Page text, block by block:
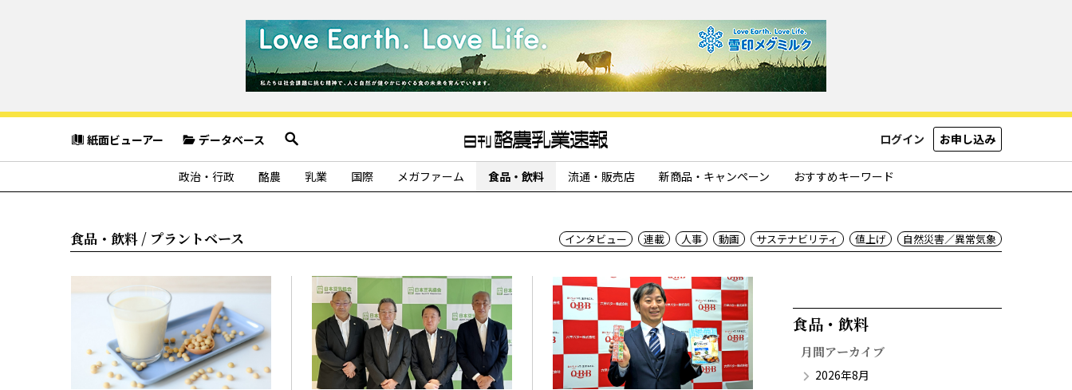
紙面ビューアー データベース ログイン お申し込み
政治・行政 酪農 乳業 国際 メガファーム 食品・飲料 流通・販売店 新商品・キャンペーン おすすめキーワード
食品・飲料 / プラントベース インタビュー 連載 人事 動画 サステナビリティ 値上げ 自然災害／異常気象
食品・飲料​
月間アーカイブ
2026年8月